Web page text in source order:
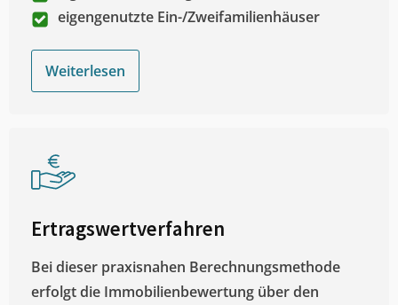
eigengenutzte Ein-/Zweifamilienhäuser
Weiterlesen
Ertragswertverfahren
Bei dieser praxisnahen Berechnungsmethode
erfolgt die Immobilienbewertung über den